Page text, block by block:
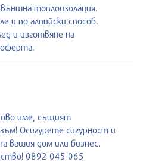
топлоизолация.
и по алпийски способ.
и изготвяне на
оферта.
име, същият
Осигурете сигурност и
вашия дом или бизнес.
0892 045 065